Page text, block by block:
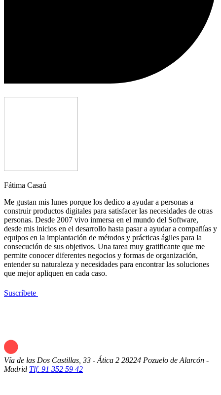
Fátima Casaú
Me gustan mis lunes porque los dedico a ayudar a personas a
construir productos digitales para satisfacer las necesidades de otras
personas. Desde 2007 vivo inmersa en el mundo del Software,
desde mis inicios en el desarrollo hasta pasar a ayudar a compañías y
equipos en la implantación de métodos y prácticas ágiles para la
consecución de sus objetivos. Una tarea muy gratificante que me
permite conocer diferentes negocios y formas de organización,
entender su naturaleza y necesidades para encontrar las soluciones
que mejor apliquen en cada caso.
Suscríbete
Vía de las Dos Castillas, 33 - Ática 2 28224 Pozuelo de Alarcón -
Madrid Tlf. 91 352 59 42